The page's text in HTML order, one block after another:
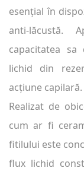
esențial în
anti-lăcustă.
capacitatea
lichid din
acțiune capilară.
Realizat de
cum ar fi
fitilului este
flux lichid